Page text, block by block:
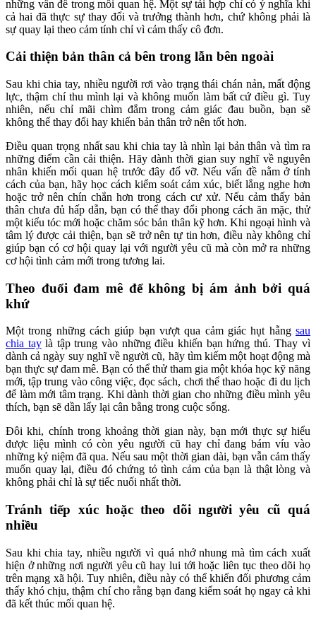
những vấn đề trong mối quan hệ. Một sự tái hợp chỉ có ý nghĩa khi
cả hai đã thực sự thay đổi và trưởng thành hơn, chứ không phải là
sự quay lại theo cảm tính chỉ vì cảm thấy cô đơn.
Cải thiện bản thân cả bên trong lẫn bên ngoài
Sau khi chia tay, nhiều người rơi vào trạng thái chán nản, mất động
lực, thậm chí thu mình lại và không muốn làm bất cứ điều gì. Tuy
nhiên, nếu chỉ mãi chìm đắm trong cảm giác đau buồn, bạn sẽ
không thể thay đổi hay khiến bản thân trở nên tốt hơn.
Điều quan trọng nhất sau khi chia tay là nhìn lại bản thân và tìm ra
những điểm cần cải thiện. Hãy dành thời gian suy nghĩ về nguyên
nhân khiến mối quan hệ trước đây đổ vỡ. Nếu vấn đề nằm ở tính
cách của bạn, hãy học cách kiểm soát cảm xúc, biết lắng nghe hơn
hoặc trở nên chín chắn hơn trong cách cư xử. Nếu cảm thấy bản
thân chưa đủ hấp dẫn, bạn có thể thay đổi phong cách ăn mặc, thử
một kiểu tóc mới hoặc chăm sóc bản thân kỹ hơn. Khi ngoại hình và
tâm lý được cải thiện, bạn sẽ trở nên tự tin hơn, điều này không chỉ
giúp bạn có cơ hội quay lại với người yêu cũ mà còn mở ra những
cơ hội tình cảm mới trong tương lai.
Theo đuổi đam mê để không bị ám ảnh bởi quá
khứ
Một trong những cách giúp bạn vượt qua cảm giác hụt hẫng sau
chia taylà tập trung vào những điều khiến bạn hứng thú. Thay vì
dành cả ngày suy nghĩ về người cũ, hãy tìm kiếm một hoạt động mà
bạn thực sự đam mê. Bạn có thể thử tham gia một khóa học kỹ năng
mới, tập trung vào công việc, đọc sách, chơi thể thao hoặc đi du lịch
để làm mới tâm trạng. Khi dành thời gian cho những điều mình yêu
thích, bạn sẽ dần lấy lại cân bằng trong cuộc sống.
Đôi khi, chính trong khoảng thời gian này, bạn mới thực sự hiểu
được liệu mình có còn yêu người cũ hay chỉ đang bám víu vào
những kỷ niệm đã qua. Nếu sau một thời gian dài, bạn vẫn cảm thấy
muốn quay lại, điều đó chứng tỏ tình cảm của bạn là thật lòng và
không phải chỉ là sự tiếc nuối nhất thời.
Tránh tiếp xúc hoặc theo dõi người yêu cũ quá
nhiều
Sau khi chia tay, nhiều người vì quá nhớ nhung mà tìm cách xuất
hiện ở những nơi người yêu cũ hay lui tới hoặc liên tục theo dõi họ
trên mạng xã hội. Tuy nhiên, điều này có thể khiến đối phương cảm
thấy khó chịu, thậm chí cho rằng bạn đang kiểm soát họ ngay cả khi
đã kết thúc mối quan hệ.